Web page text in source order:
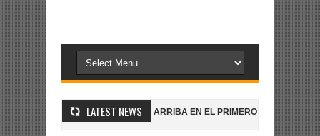
LATEST NEWS
GANA Y SIGUE ALL BOYS ARRIBA EN EL PRIMERO